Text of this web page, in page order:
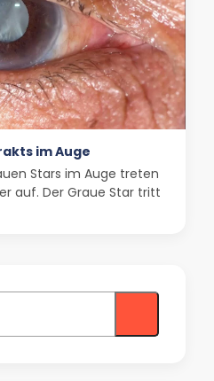
im Auge
Stars im Auge treten
auf. Der Graue Star tritt